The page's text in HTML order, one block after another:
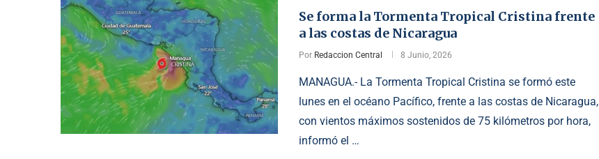
Se forma la Tormenta Tropical Cristina frente
a las costas de Nicaragua
Por Redaccion Central 8 Junio, 2026
MANAGUA.- La Tormenta Tropical Cristina se formó este
lunes en el océano Pacífico, frente a las costas de Nicaragua,
con vientos máximos sostenidos de 75 kilómetros por hora,
informó el …